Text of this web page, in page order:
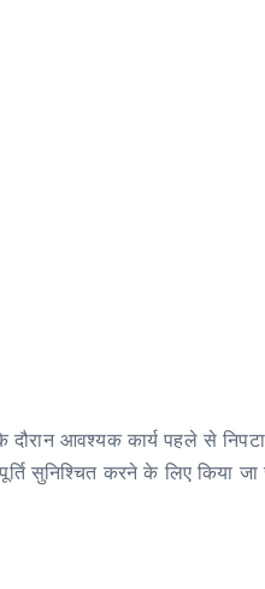
दौरान आवश्यक कार्य पहले से
सुनिश्चित करने के लिए किया जा